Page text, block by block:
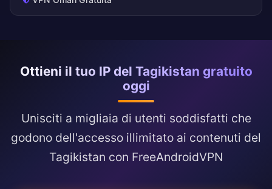
Ottieni il tuo IP del Tagikistan gratuito
oggi
Unisciti a migliaia di utenti soddisfatti che
godono dell'accesso illimitato ai contenuti del
Tagikistan con FreeAndroidVPN